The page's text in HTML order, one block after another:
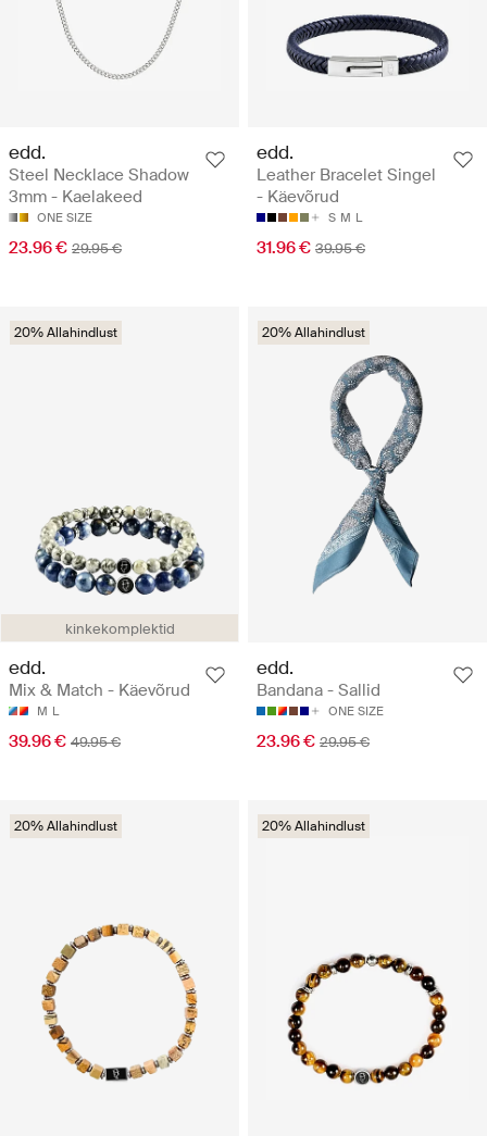
edd.
Steel Necklace Shadow
3mm - Kaelakeed
ONE SIZE
23.96 € 29.95 €
edd.
Leather Bracelet Singel
- Käevõrud
S M L
31.96 € 39.95 €
kinkekomplektid
20% Allahindlust
edd.
Mix & Match - Käevõrud
M L
39.96 € 49.95 €
20% Allahindlust
edd.
Bandana - Sallid
ONE SIZE
23.96 € 29.95 €
20% Allahindlust 20% Allahindlust